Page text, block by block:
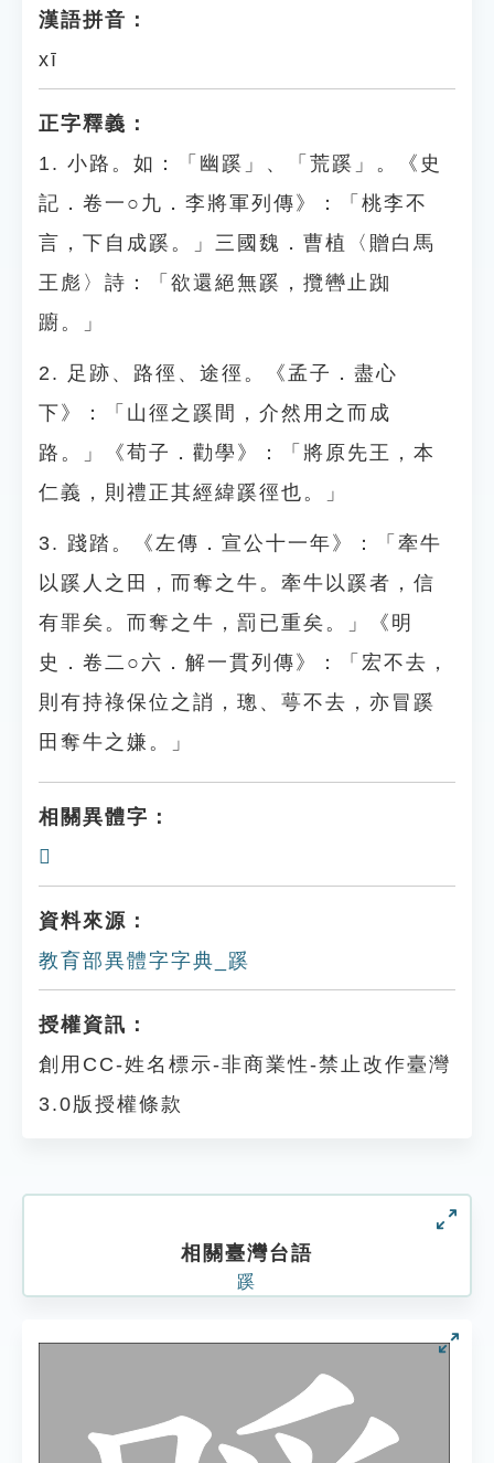
漢語拼音：
xī
正字釋義：
1. 小路。如：「幽蹊」、「荒蹊」。《史
記．卷一○九．李將軍列傳》：「桃李不
言，下自成蹊。」三國魏．曹植〈贈白馬
王彪〉詩：「欲還絕無蹊，攬轡止踟
躕。」
2. 足跡、路徑、途徑。《孟子．盡心
下》：「山徑之蹊間，介然用之而成
路。」《荀子．勸學》：「將原先王，本
仁義，則禮正其經緯蹊徑也。」
3. 踐踏。《左傳．宣公十一年》：「牽牛
以蹊人之田，而奪之牛。牽牛以蹊者，信
有罪矣。而奪之牛，罰已重矣。」《明
史．卷二○六．解一貫列傳》：「宏不去，
則有持祿保位之誚，璁、萼不去，亦冒蹊
田奪牛之嫌。」
相關異體字：
𤲺
資料來源：
教育部異體字字典_蹊
授權資訊：
創用CC-姓名標示-非商業性-禁止改作臺灣
3.0版授權條款
相關臺灣台語
蹊